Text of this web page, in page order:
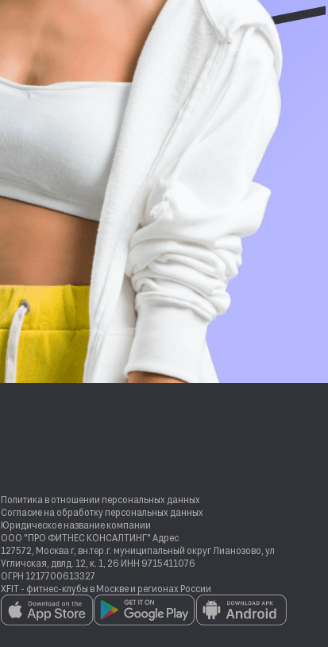
Политика в отношении персональных данных
Согласие на обработку персональных данных
Юридическое название компании
ООО "ПРО ФИТНЕС КОНСАЛТИНГ" Адрес
127572, Москва г, вн.тер.г. муниципальный округ Лианозово, ул
Угличская, двлд. 12, к. 1, 26 ИНН 9715411076
ОГРН 1217700613327
XFIT - фитнес-клубы в Москве и регионах России